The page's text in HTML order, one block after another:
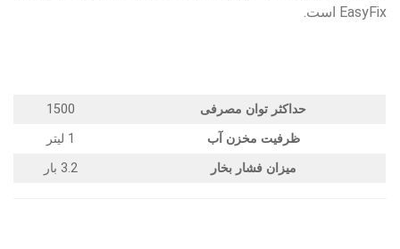
EasyFix است.
حداکثر توان مصرفی
1500
ظرفیت مخزن آب
1 لیتر
میزان فشار بخار
3.2 بار